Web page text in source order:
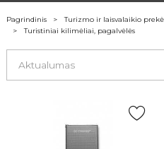
Pagrindinis Turizmo ir laisvalaikio
Turistiniai kilimėliai, pagalvėlės
Aktualumas